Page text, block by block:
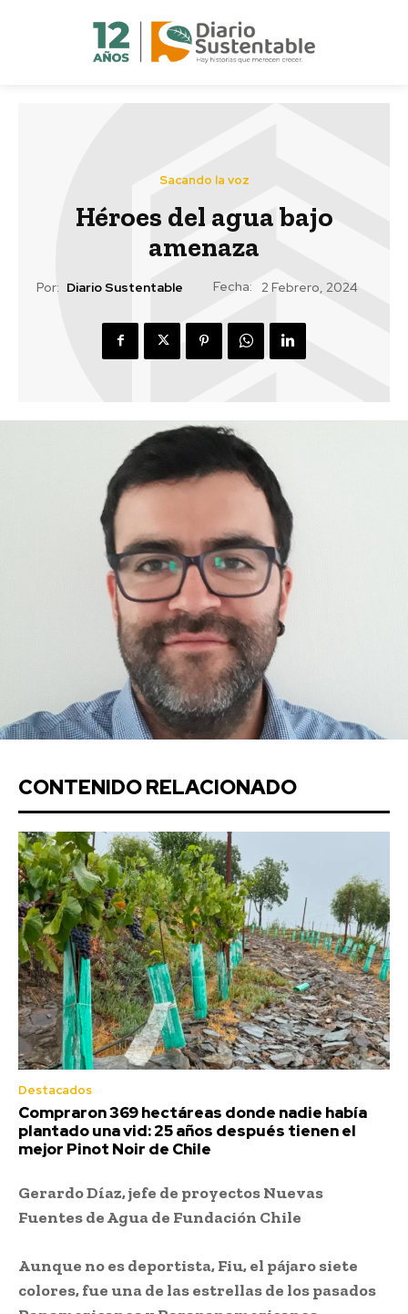
Sacando la voz
Héroes del agua bajo
amenaza
Por: Diario Sustentable Fecha: 2 Febrero, 2024
CONTENIDO RELACIONADO
Destacados
Compraron 369 hectáreas donde nadie había
plantado una vid: 25 años después tienen el
mejor Pinot Noir de Chile
Gerardo Díaz, jefe de proyectos Nuevas
Fuentes de Agua de Fundación Chile
Aunque no es deportista, Fiu, el pájaro siete
colores, fue una de las estrellas de los pasados